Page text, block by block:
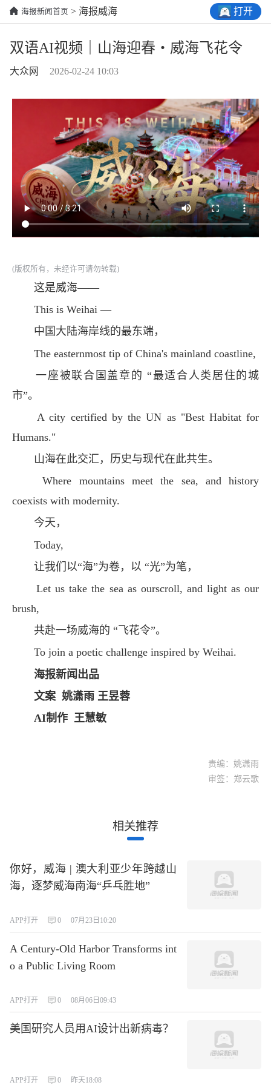
海报新闻首页 > 海报威海 打开
双语AI视频｜山海迎春・威海飞花令
大众网 2026-02-24 10:03
(版权所有，未经许可请勿转载)
这是威海——
This is Weihai —
中国大陆海岸线的最东端，
The easternmost tip of China's mainland coastline,
一座被联合国盖章的 “最适合人类居住的城
市”。
A city certified by the UN as "Best Habitat for
Humans."
山海在此交汇，历史与现代在此共生。
Where mountains meet the sea, and history
coexists with modernity.
今天，
Today,
让我们以“海”为卷，以 “光”为笔，
Let us take the sea as ourscroll, and light as our
brush,
共赴一场威海的 “飞花令”。
To join a poetic challenge inspired by Weihai.
海报新闻出品
文案 姚潇雨 王昱蓉
AI制作 王慧敏
责编：姚潇雨
审签：郑云歌
相关推荐
你好，威海 | 澳大利亚少年跨越山
海，逐梦威海南海“乒乓胜地”
APP打开 0 07月23日10:20
A Century-Old Harbor Transforms int
o a Public Living Room
APP打开 0 08月06日09:43
美国研究人员用AI设计出新病毒？
APP打开 0 昨天18:08